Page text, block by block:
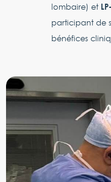
lombaire) et
participant de
bénéfices